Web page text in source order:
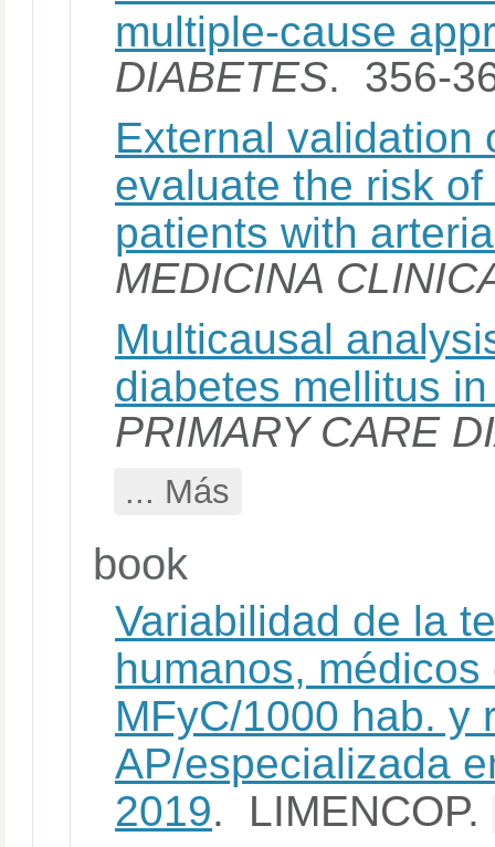
multiple-cause
DIABETES. 356-
External validation
evaluate the risk
patients with
MEDICINA
Multicausal
diabetes mellitus
PRIMARY CARE
... Más
book
Variabilidad de la
humanos,
MFyC/1000 hab. y
AP/especializada
2019. LIMENCOP.